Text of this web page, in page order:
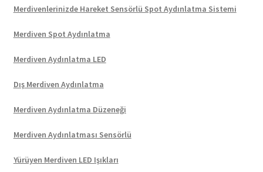
Merdivenlerinizde Hareket Sensörlü Spot Aydınlatma Sistemi
Merdiven Spot Aydınlatma
Merdiven Aydınlatma LED
Dış Merdiven Aydınlatma
Merdiven Aydınlatma Düzeneği
Merdiven Aydınlatması Sensörlü
Yürüyen Merdiven LED Işıkları